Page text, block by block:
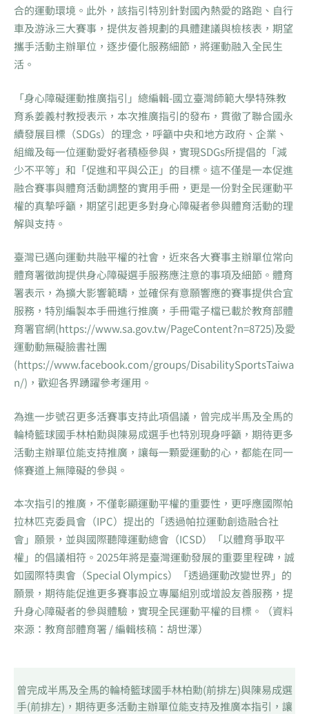
合的運動環境。此外，該指引特別針對國內熱愛的路跑、自行
車及游泳三大賽事，提供友善規劃的具體建議與檢核表，期望
攜手活動主辦單位，逐步優化服務細節，將運動融入全民生
活。
「身心障礙運動推廣指引」總編輯-國立臺灣師範大學特殊教
育系姜義村教授表示，本次推廣指引的發布，貫徹了聯合國永
續發展目標（SDGs）的理念，呼籲中央和地方政府、企業、
組織及每一位運動愛好者積極參與，實現SDGs所提倡的「減
少不平等」和「促進和平與公正」的目標。這不僅是一本促進
融合賽事與體育活動調整的實用手冊，更是一份對全民運動平
權的真摯呼籲，期望引起更多對身心障礙者參與體育活動的理
解與支持。
臺灣已邁向運動共融平權的社會，近來各大賽事主辦單位常向
體育署徵詢提供身心障礙選手服務應注意的事項及細節。體育
署表示，為擴大影響範疇，並確保有意願響應的賽事提供合宜
服務，特別編製本手冊進行推廣，手冊電子檔已載於教育部體
育署官網(https://www.sa.gov.tw/PageContent?n=8725)及愛
運動動無礙臉書社團
(https://www.facebook.com/groups/DisabilitySportsTaiwa
n/)，歡迎各界踴躍參考運用。
為進一步號召更多活賽事支持此項倡議，曾完成半馬及全馬的
輪椅籃球國手林柏勳與陳易成選手也特別現身呼籲，期待更多
活動主辦單位能支持推廣，讓每一顆愛運動的心，都能在同一
條賽道上無障礙的參與。
本次指引的推廣，不僅彰顯運動平權的重要性，更呼應國際帕
拉林匹克委員會（IPC）提出的「透過帕拉運動創造融合社
會」願景，並與國際聽障運動總會（ICSD）「以體育爭取平
權」的倡議相符。2025年將是臺灣運動發展的重要里程碑，誠
如國際特奧會（Special Olympics）「透過運動改變世界」的
願景，期待能促進更多賽事設立專屬組別或增設友善服務，提
升身心障礙者的參與體驗，實現全民運動平權的目標。（資料
來源：教育部體育署 / 編輯核稿：胡世澤）
曾完成半馬及全馬的輪椅籃球國手林柏勳(前排左)與陳易成選
手(前排左)，期待更多活動主辦單位能支持及推廣本指引，讓